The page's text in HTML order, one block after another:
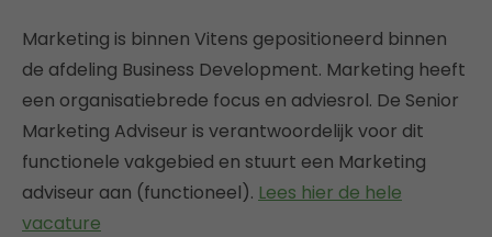
Marketing is binnen Vitens gepositioneerd binnen
de afdeling Business Development. Marketing heeft
een organisatiebrede focus en adviesrol. De Senior
Marketing Adviseur is verantwoordelijk voor dit
functionele vakgebied en stuurt een Marketing
adviseur aan (functioneel). Lees hier de hele
vacature